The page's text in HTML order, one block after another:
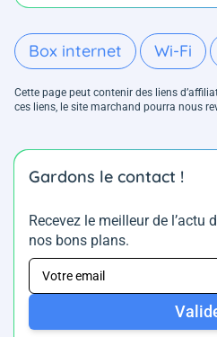
Box internet Wi-Fi
Cette page peut contenir des liens
ces liens, le site marchand pourra nous
Gardons le contact !
Recevez le meilleur de l’actu
nos bons plans.